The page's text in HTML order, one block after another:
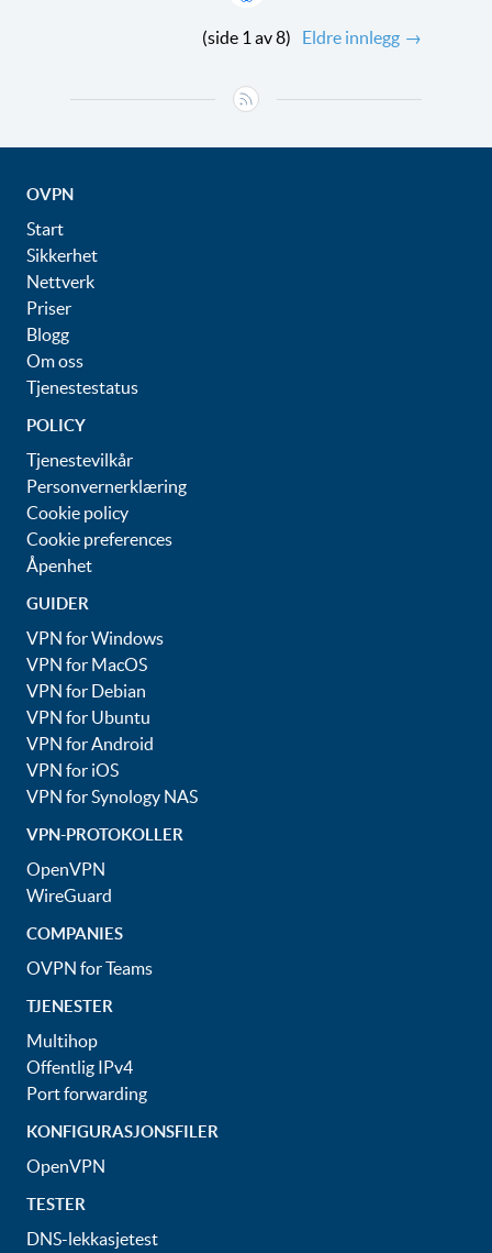
(side 1 av 8) Eldre innlegg →
OVPN
Start
Sikkerhet
Nettverk
Priser
Blogg
Om oss
Tjenestestatus
POLICY
Tjenestevilkår
Personvernerklæring
Cookie policy
Cookie preferences
Åpenhet
GUIDER
VPN for Windows
VPN for MacOS
VPN for Debian
VPN for Ubuntu
VPN for Android
VPN for iOS
VPN for Synology NAS
VPN-PROTOKOLLER
OpenVPN
WireGuard
COMPANIES
OVPN for Teams
TJENESTER
Multihop
Offentlig IPv4
Port forwarding
KONFIGURASJONSFILER
OpenVPN
TESTER
DNS-lekkasjetest